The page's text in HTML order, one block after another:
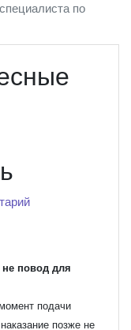
по
повод для
подачи
позже не